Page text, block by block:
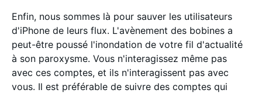
Enfin, nous sommes là pour sauver les utilisateurs
d'iPhone de leurs flux. L'avènement des bobines a
peut-être poussé l'inondation de votre fil d'actualité
à son paroxysme. Vous n'interagissez même pas
avec ces comptes, et ils n'interagissent pas avec
vous. Il est préférable de suivre des comptes qui